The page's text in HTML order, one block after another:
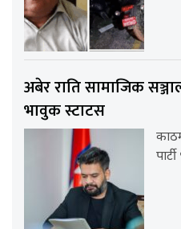
अबेर राति सामाजिक
भावुक स्टाटस